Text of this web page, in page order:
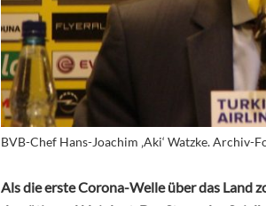
BVB-Chef Hans-Joachim ‚Aki‘ Watzke. Archiv-
Als die erste Corona-Welle über das Land